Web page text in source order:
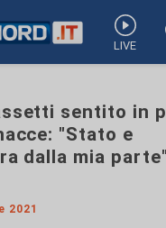
LIVE
sentito in
"Stato e
dalla mia parte"
2021